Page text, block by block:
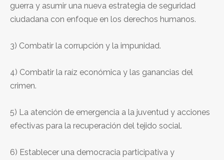
guerra y asumir una nueva estrategia de seguridad
ciudadana con enfoque en los derechos humanos.
3) Combatir la corrupción y la impunidad.
4) Combatir la raíz económica y las ganancias del
crimen.
5) La atención de emergencia a la juventud y acciones
efectivas para la recuperación del tejido social.
6) Establecer una democracia participativa y